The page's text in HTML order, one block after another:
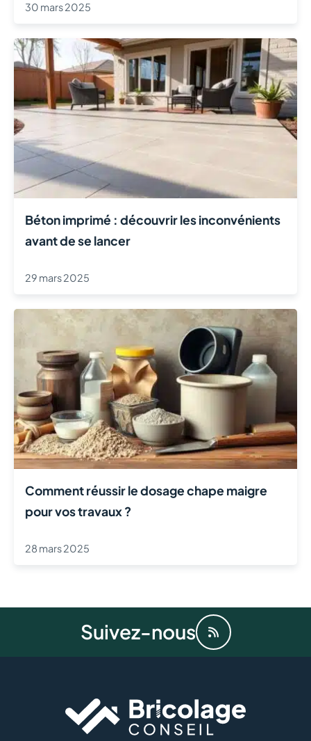
30 mars 2025
Béton imprimé : découvrir les inconvénients
avant de se lancer
29 mars 2025
Comment réussir le dosage chape maigre
pour vos travaux ?
28 mars 2025
Suivez-nous